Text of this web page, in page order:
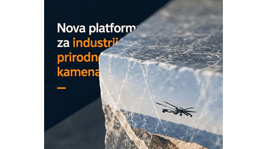
EVOKS Maintenance Management